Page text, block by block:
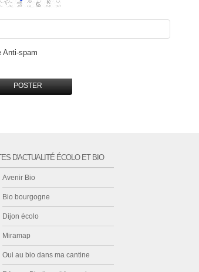
Anti-spam
D'ACTUALITÉ ÉCOLO ET BIO
Avenir Bio
Bio bourgogne
Dijon écolo
Miramap
Oui au bio dans ma cantine